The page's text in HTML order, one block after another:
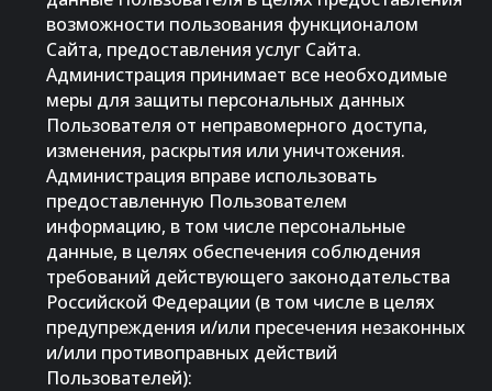
возможности пользования функционалом
Сайта, предоставления услуг Сайта.
Администрация принимает все необходимые
меры для защиты персональных данных
Пользователя от неправомерного доступа,
изменения, раскрытия или уничтожения.
Администрация вправе использовать
предоставленную Пользователем
информацию, в том числе персональные
данные, в целях обеспечения соблюдения
требований действующего законодательства
Российской Федерации (в том числе в целях
предупреждения и/или пресечения незаконных
и/или противоправных действий
Пользователей):